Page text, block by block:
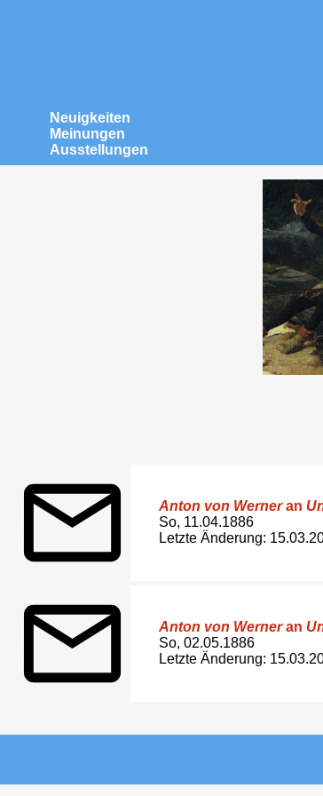
Neuigkeiten
Meinungen
Ausstellungen
Anton von Werneran
So, 11.04.1886
Letzte Änderung:
Anton von Werneran
So, 02.05.1886
Letzte Änderung: